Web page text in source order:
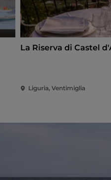
La Riserva di Castel
Liguria, Ventimiglia